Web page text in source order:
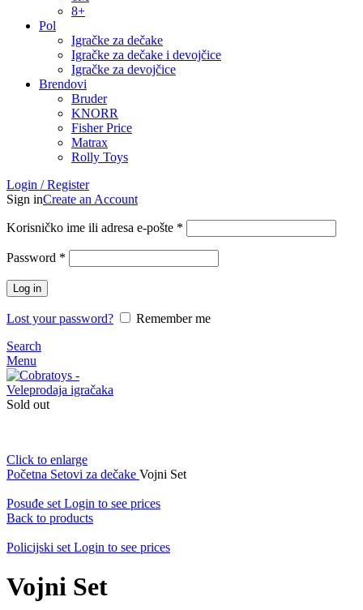
8+
Pol
Igračke za dečake
Igračke za dečake i devojčice
Igračke za devojčice
Brendovi
Bruder
KNORR
Fisher Price
Matrax
Rolly Toys
Login / Register
Sign inCreate an Account
Korisničko ime ili adresa e-pošte *
Password *
Log in
Lost your password?
Remember me
Search
Menu
Sold out
Click to enlarge
Početna Setovi za dečake Vojni Set
Posuđe set Login to see prices
Back to products
Policijski set Login to see prices
Vojni Set